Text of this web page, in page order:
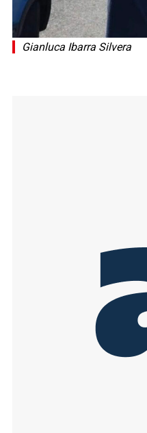
Gianluca Ibarra Silvera